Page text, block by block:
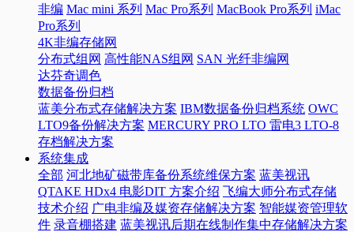
非编 Mac mini 系列 Mac Pro系列 MacBook Pro系列 iMac
Pro系列
4K非编存储网
分布式组网 高性能NAS组网 SAN 光纤非编网
达芬奇调色
数据备份归档
蓝美分布式存储解决方案 IBM数据备份归档系统 OWC
LTO9备份解决方案 MERCURY PRO LTO 雷电3 LTO-8
存档解决方案
系统集成
全部 河北地矿磁带库备份系统维保方案 蓝美视讯
QTAKE HDx4 电影DIT 方案介绍 飞编大师分布式存储
技术介绍 广电非编及媒资存储解决方案 智能媒资管理软
件 录音棚搭建 蓝美视讯后期在线制作集中存储解决方案